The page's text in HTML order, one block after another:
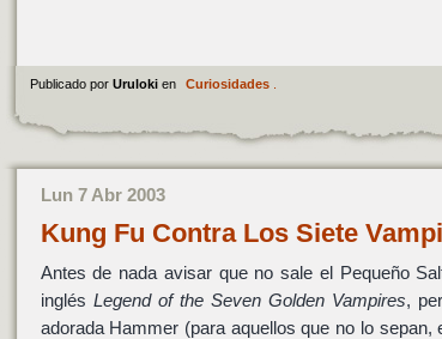
Publicado por Uruloki en Curiosidades.
Lun 7 Abr 2003
Kung Fu Contra Los Siete
Antes de nada avisar que no sale el Pequeño
inglés Legend of the Seven Golden Vampires,
adorada Hammer (para aquellos que no lo